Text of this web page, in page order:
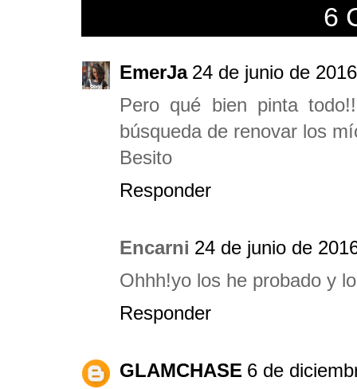
6
EmerJa 24 de junio de
Pero qué bien pinta
búsqueda de renovar los
Besito
Responder
Encarni 24 de junio de
Ohhh!yo los he probado y
Responder
GLAMCHASE 6 de